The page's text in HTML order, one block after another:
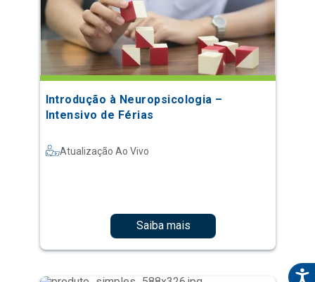
Introdução à Neuropsicologia –
Intensivo de Férias
Atualização Ao Vivo
Saiba mais